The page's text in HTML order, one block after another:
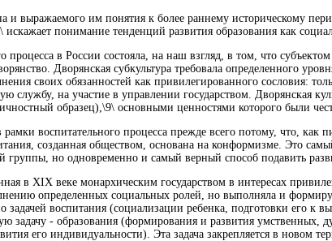
и выражаемого им понятия к более раннему историческому
понимание тенденций развития образования как
процесса в России состояла, на наш взгляд, в том, что
Дворянская субкультура требовала определенного
своих обязанностей как привилегированного сословия:
службу, на участие в управлении государством. Дворянская
образец),\9\ основными ценностями которого были
воспитательного процесса прежде всего потому, что, как
созданная обществом, основана на конформизме. Это
группы, но одновременно и самый верный способ подавить
в XIX веке монархическим государством в интересах
определенных социальных ролей, но выполняла и
задачей воспитания (социализации ребенка, подготовки его к
задачу - образования (формирования и развития умственных,
его индивидуальности). Эта задача закрепляется в новом